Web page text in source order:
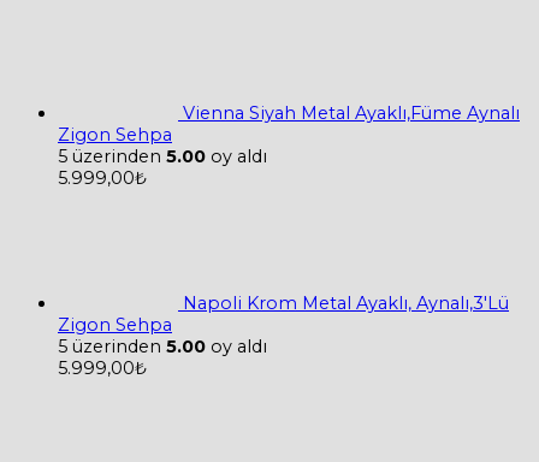
Vienna Siyah Metal Ayaklı,Füme Aynalı
Zigon Sehpa
5 üzerinden 5.00 oy aldı
5.999,00₺
Napoli Krom Metal Ayaklı, Aynalı,3'Lü
Zigon Sehpa
5 üzerinden 5.00 oy aldı
5.999,00₺